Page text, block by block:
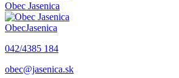
Obec Jasenica
ObecJasenica
042/4385 184
obec@jasenica.sk